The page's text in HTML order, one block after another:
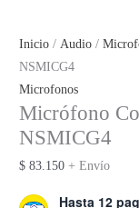
Inicio /Audio /
NSMICG4
Microfonos
Micrófono
NSMICG4
$ 83.150 + Envío
Hasta 12